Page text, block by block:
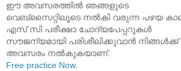
ഈ അവസരത്തിൽ ഞങ്ങളുടെ
വെബ്സൈറ്റിലൂടെ നൽകി വരുന്ന പഴയ
എസ് സി പരീക്ഷാ ചോദ്യപേപ്പറുകൾ
സൗജന്യമായി പരിശീലിക്കുവാൻ നിങ്ങൾക്ക്
അവസരം നൽകുകയാണ്.
Free practice Now.